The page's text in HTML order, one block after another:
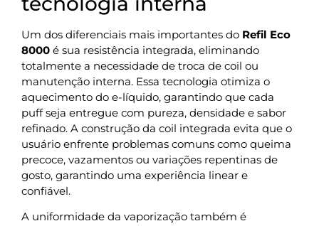
Um dos diferenciais mais importantes do Refil Eco
8000 é sua resistência integrada, eliminando
totalmente a necessidade de troca de coil ou
manutenção interna. Essa tecnologia otimiza o
aquecimento do e-líquido, garantindo que cada
puff seja entregue com pureza, densidade e sabor
refinado. A construção da coil integrada evita que o
usuário enfrente problemas comuns como queima
precoce, vazamentos ou variações repentinas de
gosto, garantindo uma experiência linear e
confiável.
A uniformidade da vaporização também é